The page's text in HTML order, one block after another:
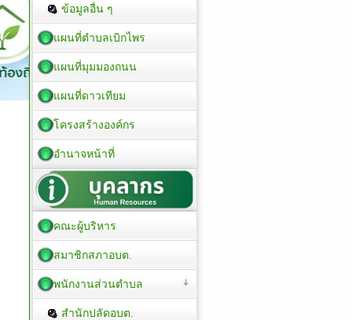
ข้อมูลอื่น ๆ
แผนที่ตำบลเบิกไพร
แผนที่มุมมองถนน
แผนที่ดาวเทียม
โครงสร้างองค์กร
อำนาจหน้าที่
คณะผู้บริหาร
สมาชิกสภาอบต.
พนักงานส่วนตำบล
สำนักปลัดอบต.